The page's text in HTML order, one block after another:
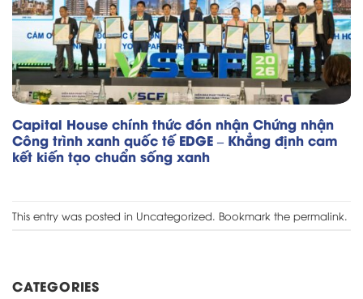
Capital House chính thức đón nhận Chứng nhận
Công trình xanh quốc tế EDGE – Khẳng định cam
kết kiến tạo chuẩn sống xanh
This entry was posted in Uncategorized . Bookmark the permalink
CATEGORIES